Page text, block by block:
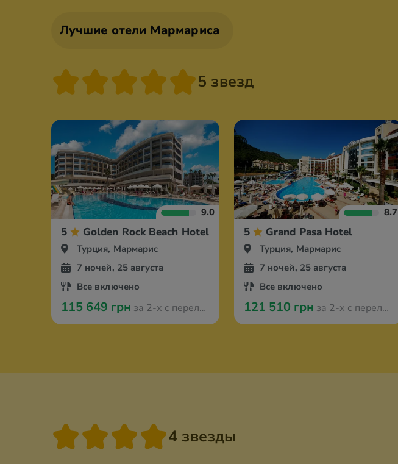
Лучшие отели Мармариса
5 звезд
9.0
5 Golden Rock Beach Hotel
Турция, Мармарис
7 ночей, 25 августа
Все включено
115 649 грн за 2-х с перелётом из Амстердама
8.7
5 Grand Pasa Hotel
Турция, Мармарис
7 ночей, 25 августа
Все включено
121 510 грн за 2-х с перелётом из Амстердама
4 звезды